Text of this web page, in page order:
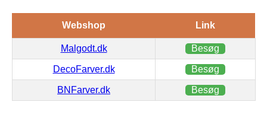
Webshop Link
Malgodt.dk Besøg
DecoFarver.dk Besøg
BNFarver.dk Besøg